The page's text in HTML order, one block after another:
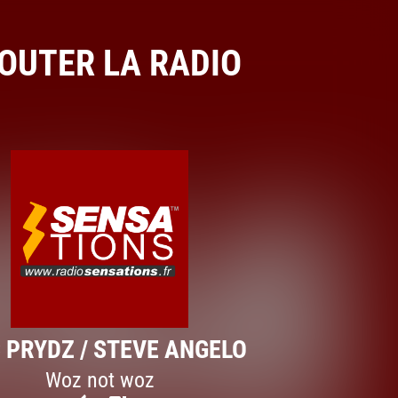
LA RADIO
/ STEVE ANGELO
Woz not woz